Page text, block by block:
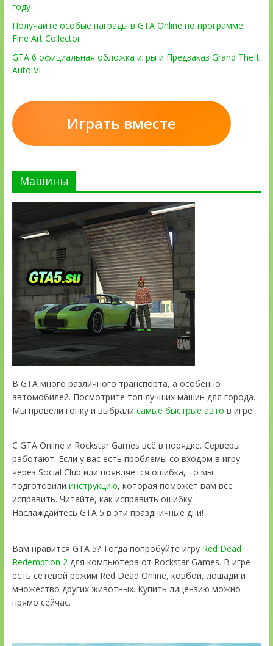
году
Получайте особые награды в GTA Online по программе
Fine Art Collector
GTA 6 официальная обложка игры и Предзаказ Grand Theft
Auto VI
Играть вместе
Машины
В GTA много различного транспорта, а особенно
автомобилей. Посмотрите топ лучших машин для города.
Мы провели гонку и выбрали самые быстрые авто в игре.
С GTA Online и Rockstar Games всё в порядке. Серверы
работают. Если у вас есть проблемы со входом в игру
через Social Club или появляется ошибка, то мы
подготовили инструкцию, которая поможет вам всё
исправить. Читайте, как исправить ошибку.
Наслаждайтесь GTA 5 в эти праздничные дни!
Вам нравится GTA 5? Тогда попробуйте игру Red Dead
Redemption 2для компьютера от Rockstar Games. В игре
есть сетевой режим Red Dead Online, ковбои, лошади и
множество других животных. Купить лицензию можно
прямо сейчас.